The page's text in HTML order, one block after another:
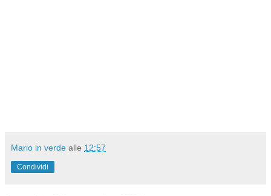
Mario in verde alle 12:57
Condividi